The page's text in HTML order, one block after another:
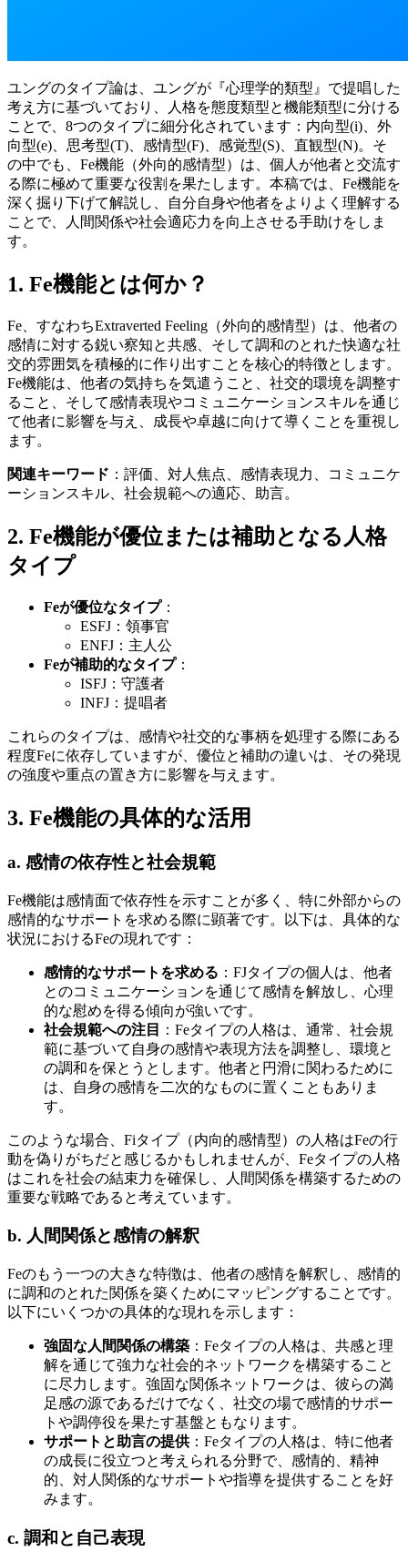
ユングのタイプ論は、ユングが『心理学的類型』で提唱した
考え方に基づいており、人格を態度類型と機能類型に分ける
ことで、8つのタイプに細分化されています：内向型(i)、外
向型(e)、思考型(T)、感情型(F)、感覚型(S)、直観型(N)。そ
の中でも、Fe機能（外向的感情型）は、個人が他者と交流す
る際に極めて重要な役割を果たします。本稿では、Fe機能を
深く掘り下げて解説し、自分自身や他者をよりよく理解する
ことで、人間関係や社会適応力を向上させる手助けをしま
す。
1. Fe機能とは何か？
Fe、すなわちExtraverted Feeling（外向的感情型）は、他者の
感情に対する鋭い察知と共感、そして調和のとれた快適な社
交的雰囲気を積極的に作り出すことを核心的特徴とします。
Fe機能は、他者の気持ちを気遣うこと、社交的環境を調整す
ること、そして感情表現やコミュニケーションスキルを通じ
て他者に影響を与え、成長や卓越に向けて導くことを重視し
ます。
関連キーワード ：評価、対人焦点、感情表現力、コミュニケ
ーションスキル、社会規範への適応、助言。
2. Fe機能が優位または補助となる人格
タイプ
Feが優位なタイプ：
ESFJ：領事官
ENFJ：主人公
Feが補助的なタイプ：
ISFJ：守護者
INFJ：提唱者
これらのタイプは、感情や社交的な事柄を処理する際にある
程度Feに依存していますが、優位と補助の違いは、その発現
の強度や重点の置き方に影響を与えます。
3. Fe機能の具体的な活用
a. 感情の依存性と社会規範
Fe機能は感情面で依存性を示すことが多く、特に外部からの
感情的なサポートを求める際に顕著です。以下は、具体的な
状況におけるFeの現れです：
感情的なサポートを求める ：FJタイプの個人は、他者
とのコミュニケーションを通じて感情を解放し、心理
的な慰めを得る傾向が強いです。
社会規範への注目
：Feタイプの人格は、通常、社会規
範に基づいて自身の感情や表現方法を調整し、環境と
の調和を保とうとします。他者と円滑に関わるために
は、自身の感情を二次的なものに置くこともありま
す。
このような場合、Fiタイプ（内向的感情型）の人格はFeの行
動を偽りがちだと感じるかもしれませんが、Feタイプの人格
はこれを社会の結束力を確保し、人間関係を構築するための
重要な戦略であると考えています。
b. 人間関係と感情の解釈
Feのもう一つの大きな特徴は、他者の感情を解釈し、感情的
に調和のとれた関係を築くためにマッピングすることです。
以下にいくつかの具体的な現れを示します：
強固な人間関係の構築 ：Feタイプの人格は、共感と理
解を通じて強力な社会的ネットワークを構築すること
に尽力します。強固な関係ネットワークは、彼らの満
足感の源であるだけでなく、社交の場で感情的サポー
トや調停役を果たす基盤ともなります。
サポートと助言の提供：Feタイプの人格は、特に他者
の成長に役立つと考えられる分野で、感情的、精神
的、対人関係的なサポートや指導を提供することを好
みます。
c. 調和と自己表現